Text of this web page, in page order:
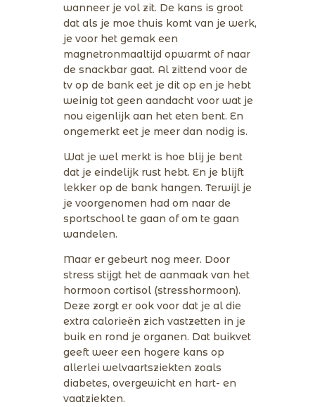
wanneer je vol zit. De kans is groot
dat als je moe thuis komt van je werk,
je voor het gemak een
magnetronmaaltijd opwarmt of naar
de snackbar gaat. Al zittend voor de
tv op de bank eet je dit op en je hebt
weinig tot geen aandacht voor wat je
nou eigenlijk aan het eten bent. En
ongemerkt eet je meer dan nodig is.
Wat je wel merkt is hoe blij je bent
dat je eindelijk rust hebt. En je blijft
lekker op de bank hangen. Terwijl je
je voorgenomen had om naar de
sportschool te gaan of om te gaan
wandelen.
Maar er gebeurt nog meer. Door
stress stijgt het de aanmaak van het
hormoon cortisol (stresshormoon).
Deze zorgt er ook voor dat je al die
extra calorieën zich vastzetten in je
buik en rond je organen. Dat buikvet
geeft weer een hogere kans op
allerlei welvaartsziekten zoals
diabetes, overgewicht en hart- en
vaatziekten.